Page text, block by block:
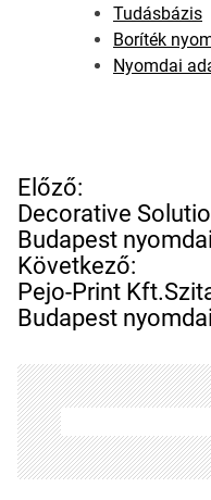
Tudásbázis
Boríték
Nyomdai
B
e
j
e
g
y
z
é
s
n
a
v
Előző:
Decorative
Budapest
Következő:
Pejo-Print
Budapest